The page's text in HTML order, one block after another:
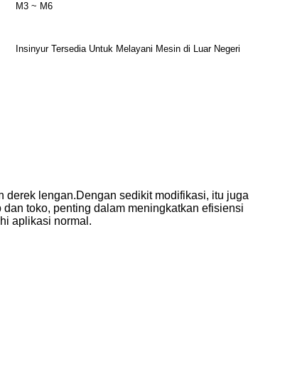
M3 ~ M6
Insinyur Tersedia Untuk Melayani Mesin di Luar Negeri
derek lengan.Dengan sedikit modifikasi, itu juga
toko, penting dalam meningkatkan efisiensi
aplikasi normal.